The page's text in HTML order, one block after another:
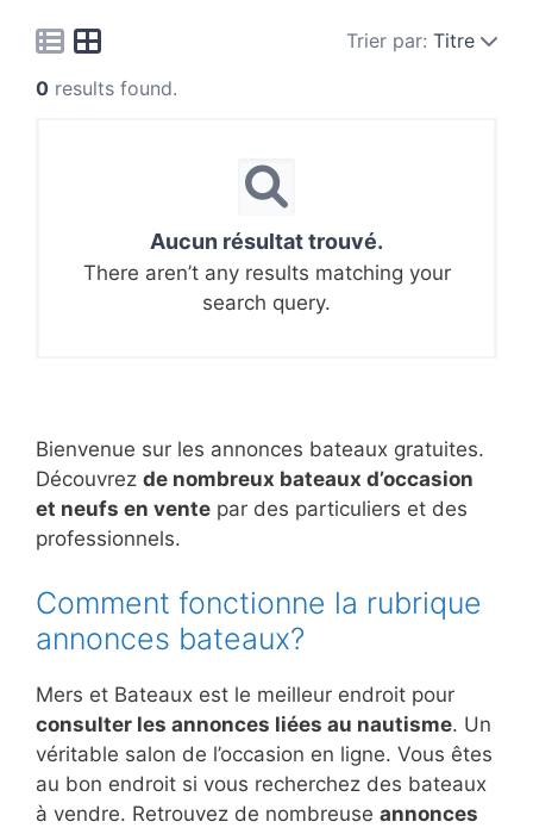
Trier par: Titre
0 results found.
Aucun résultat trouvé.
There aren’t any results matching your
search query.
Bienvenue sur les annonces bateaux gratuites.
Découvrez de nombreux bateaux d’occasion
et neufs en vente par des particuliers et des
professionnels.
Comment fonctionne la rubrique
annonces bateaux?
Mers et Bateaux est le meilleur endroit pour
consulter les annonces liées au nautisme. Un
véritable salon de l’occasion en ligne. Vous êtes
au bon endroit si vous recherchez des bateaux
à vendre. Retrouvez de nombreuse annonces